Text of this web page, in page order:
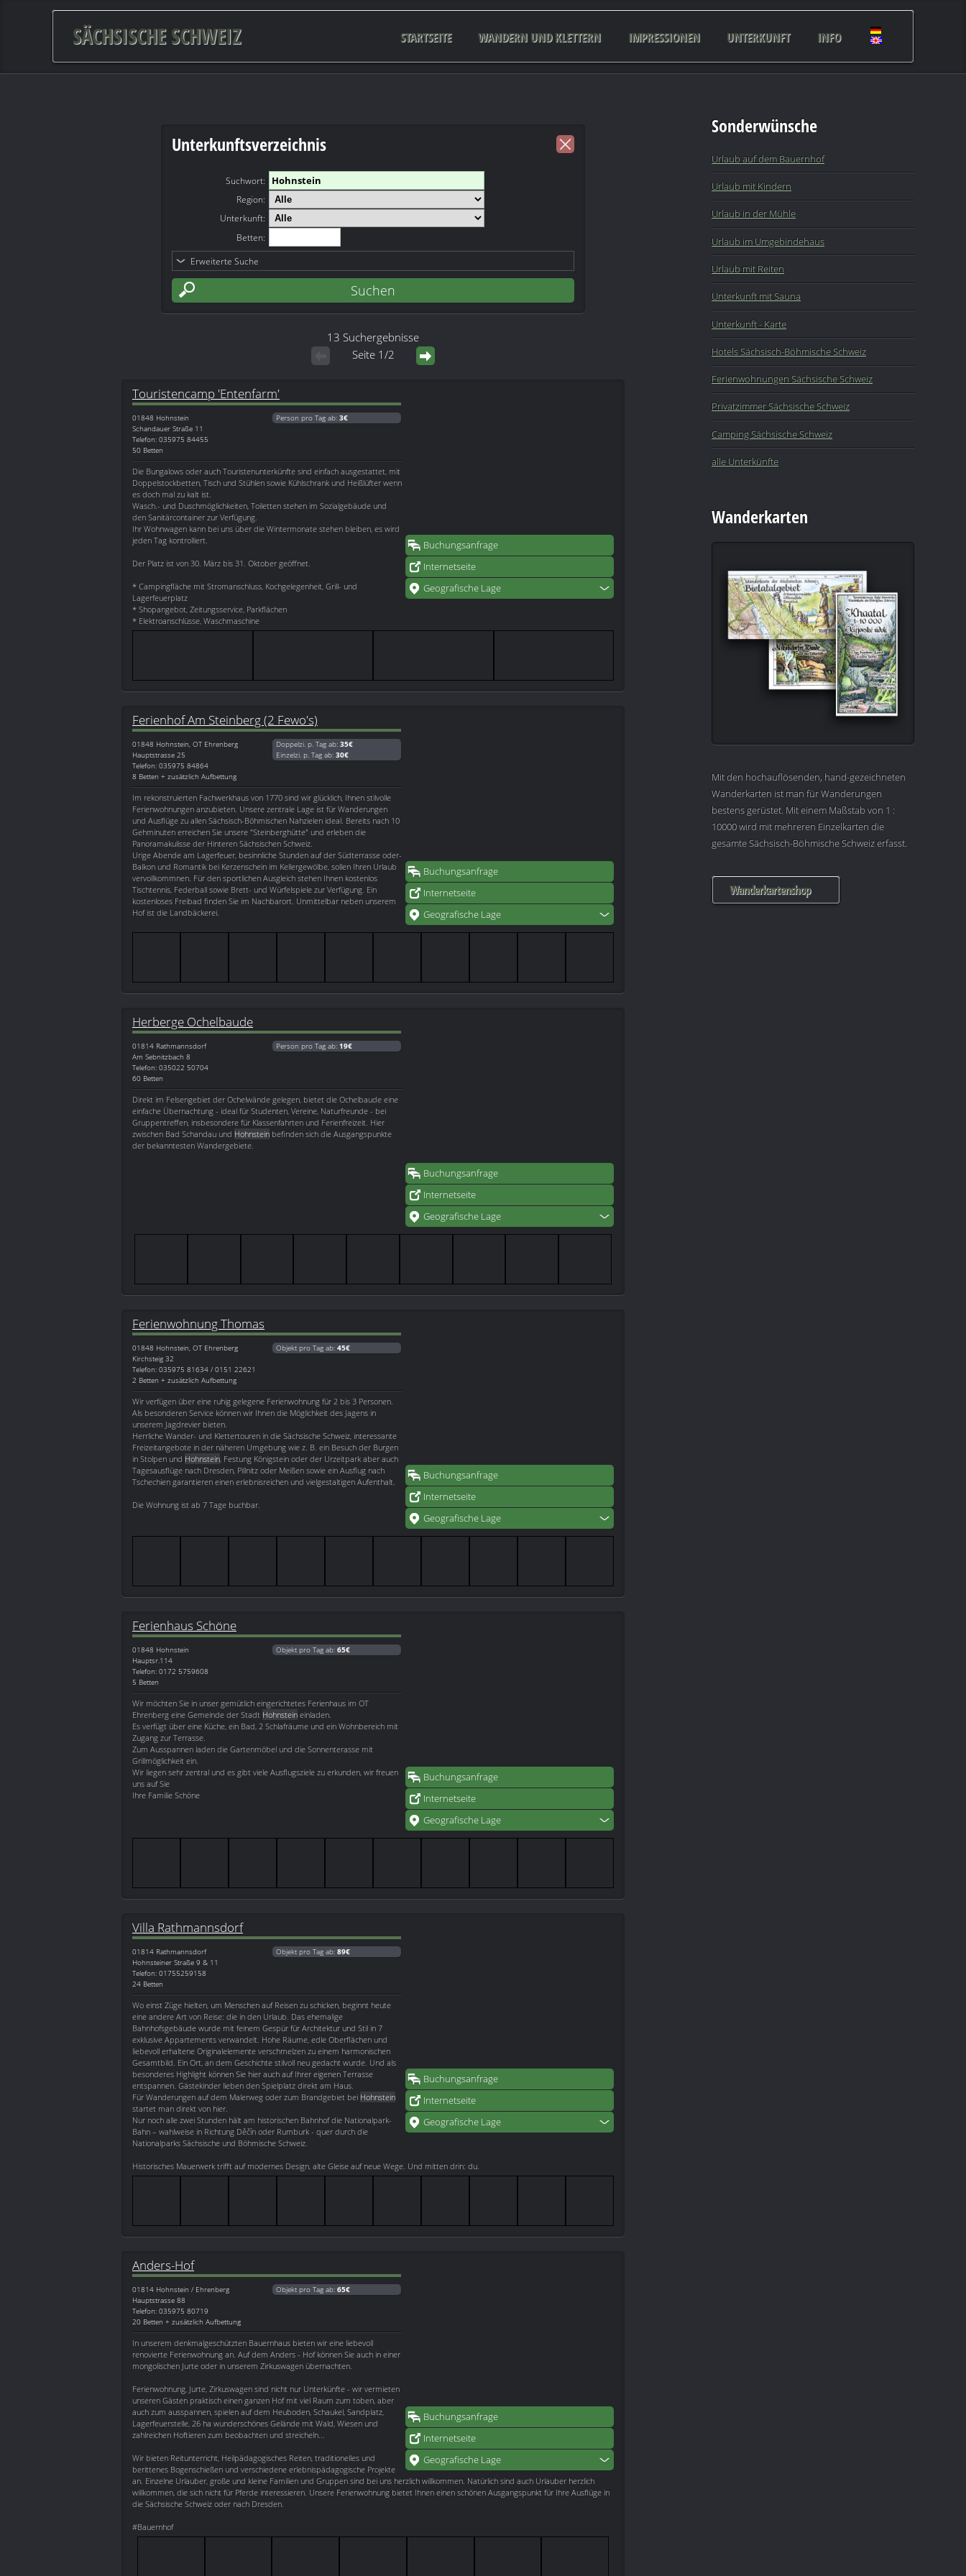
SÄCHSISCHE SCHWEIZ STARTSEITE WANDERN UND KLETTERN IMPRESSIONEN UNTERKUNFT INFO
Unterkunftsverzeichnis
Suchwort:
Region:
Unterkunft:
Betten:
Erweiterte Suche
13 Suchergebnisse
Seite 1/2
Buchungsanfrage
Internetseite
Geografische Lage
Touristencamp 'Entenfarm'
01848 Hohnstein
Schandauer Straße 11
Telefon: 035975 84455
50 Betten
Person pro Tag ab: 3€
Die Bungalows oder auch Touristenunterkünfte sind einfach ausgestattet, mit
Doppelstockbetten, Tisch und Stühlen sowie Kühlschrank und Heißlüfter wenn
es doch mal zu kalt ist.
Wasch.- und Duschmöglichkeiten, Toiletten stehen im Sozialgebäude und
den Sanitärcontainer zur Verfügung.
Ihr Wohnwagen kann bei uns über die Wintermonate stehen bleiben, es wird
jeden Tag kontrolliert.
Der Platz ist von 30. März bis 31. Oktober geöffnet.
* Campingfläche mit Stromanschluss, Kochgelegenheit, Grill- und
Lagerfeuerplatz
* Shopangebot, Zeitungsservice, Parkflächen
* Elektroanschlüsse, Waschmaschine
Buchungsanfrage
Internetseite
Geografische Lage
Ferienhof Am Steinberg (2 Fewo's)
01848 Hohnstein, OT Ehrenberg
Hauptstrasse 25
Telefon: 035975 84864
8 Betten + zusätzlich Aufbettung
Doppelzi. p. Tag ab: 35€
Einzelzi. p. Tag ab: 30€
Im rekonstruierten Fachwerkhaus von 1770 sind wir glücklich, Ihnen stilvolle
Ferienwohnungen anzubieten. Unsere zentrale Lage ist für Wanderungen
und Ausflüge zu allen Sächsisch-Böhmischen Nahzielen ideal. Bereits nach 10
Gehminuten erreichen Sie unsere "Steinberghütte" und erleben die
Panoramakulisse der Hinteren Sächsischen Schweiz.
Urige Abende am Lagerfeuer, besinnliche Stunden auf der Südterrasse oder-
Balkon und Romantik bei Kerzenschein im Kellergewölbe, sollen Ihren Urlaub
vervollkommnen. Für den sportlichen Ausgleich stehen Ihnen kostenlos
Tischtennis, Federball sowie Brett- und Würfelspiele zur Verfügung. Ein
kostenloses Freibad finden Sie im Nachbarort. Unmittelbar neben unserem
Hof ist die Landbäckerei.
Buchungsanfrage
Internetseite
Geografische Lage
Herberge Ochelbaude
01814 Rathmannsdorf
Am Sebnitzbach 8
Telefon: 035022 50704
60 Betten
Person pro Tag ab: 19€
Direkt im Felsengebiet der Ochelwände gelegen, bietet die Ochelbaude eine
einfache Übernachtung - ideal für Studenten, Vereine, Naturfreunde - bei
Gruppentreffen, insbesondere für Klassenfahrten und Ferienfreizeit. Hier
zwischen Bad Schandau und Hohnstein befinden sich die Ausgangspunkte
der bekanntesten Wandergebiete.
Buchungsanfrage
Internetseite
Geografische Lage
Ferienwohnung Thomas
01848 Hohnstein, OT Ehrenberg
Kirchsteig 32
Telefon: 035975 81634 / 0151 22621
2 Betten + zusätzlich Aufbettung
Objekt pro Tag ab: 45€
Wir verfügen über eine ruhig gelegene Ferienwohnung für 2 bis 3 Personen.
Als besonderen Service können wir Ihnen die Möglichkeit des Jagens in
unserem Jagdrevier bieten.
Herrliche Wander- und Klettertouren in die Sächsische Schweiz, interessante
Freizeitangebote in der näheren Umgebung wie z. B. ein Besuch der Burgen
in Stolpen und Hohnstein, Festung Königstein oder der Urzeitpark aber auch
Tagesausflüge nach Dresden, Pillnitz oder Meißen sowie ein Ausflug nach
Tschechien garantieren einen erlebnisreichen und vielgestaltigen Aufenthalt.
Die Wohnung ist ab 7 Tage buchbar.
Buchungsanfrage
Internetseite
Geografische Lage
Ferienhaus Schöne
01848 Hohnstein
Hauptsr.114
Telefon: 0172 5759608
5 Betten
Objekt pro Tag ab: 65€
Wir möchten Sie in unser gemütlich eingerichtetes Ferienhaus im OT
Ehrenberg eine Gemeinde der Stadt Hohnstein einladen.
Es verfügt über eine Küche, ein Bad, 2 Schlafräume und ein Wohnbereich mit
Zugang zur Terrasse.
Zum Ausspannen laden die Gartenmöbel und die Sonnenterasse mit
Grillmöglichkeit ein.
Wir liegen sehr zentral und es gibt viele Ausflugsziele zu erkunden, wir freuen
uns auf Sie
Ihre Familie Schöne
Buchungsanfrage
Internetseite
Geografische Lage
Villa Rathmannsdorf
01814 Rathmannsdorf
Hohnsteiner Straße 9 & 11
Telefon: 01755259158
24 Betten
Objekt pro Tag ab: 89€
Wo einst Züge hielten, um Menschen auf Reisen zu schicken, beginnt heute
eine andere Art von Reise: die in den Urlaub. Das ehemalige
Bahnhofsgebäude wurde mit feinem Gespür für Architektur und Stil in 7
exklusive Appartements verwandelt. Hohe Räume, edle Oberflächen und
liebevoll erhaltene Originalelemente verschmelzen zu einem harmonischen
Gesamtbild. Ein Ort, an dem Geschichte stilvoll neu gedacht wurde. Und als
besonderes Highlight können Sie hier auch auf Ihrer eigenen Terrasse
entspannen. Gästekinder lieben den Spielplatz direkt am Haus.
Für Wanderungen auf dem Malerweg oder zum Brandgebiet bei Hohnstein
startet man direkt von hier.
Nur noch alle zwei Stunden hält am historischen Bahnhof die Nationalpark-
Bahn – wahlweise in Richtung Děčín oder Rumburk - quer durch die
Nationalparks Sächsische und Böhmische Schweiz.
Historisches Mauerwerk trifft auf modernes Design, alte Gleise auf neue Wege. Und mitten drin: du.
Buchungsanfrage
Internetseite
Geografische Lage
Anders-Hof
01814 Hohnstein / Ehrenberg
Hauptstrasse 88
Telefon: 035975 80719
20 Betten + zusätzlich Aufbettung
Objekt pro Tag ab: 65€
In unserem denkmalgeschützten Bauernhaus bieten wir eine liebevoll
renovierte Ferienwohnung an. Auf dem Anders - Hof können Sie auch in einer
mongolischen Jurte oder in unserem Zirkuswagen übernachten.
Ferienwohnung, Jurte, Zirkuswagen sind nicht nur Unterkünfte - wir vermieten
unseren Gästen praktisch einen ganzen Hof mit viel Raum zum toben, aber
auch zum ausspannen, spielen auf dem Heuboden, Schaukel, Sandplatz,
Lagerfeuerstelle, 26 ha wunderschönes Gelände mit Wald, Wiesen und
zahlreichen Hoftieren zum beobachten und streicheln...
Wir bieten Reitunterricht, Heilpädagogisches Reiten, traditionelles und
berittenes Bogenschießen und verschiedene erlebnispädagogische Projekte
an. Einzelne Urlauber, große und kleine Familien und Gruppen sind bei uns herzlich willkommen. Natürlich sind auch Urlauber herzlich
willkommen, die sich nicht für Pferde interessieren. Unsere Ferienwohnung bietet Ihnen einen schönen Ausgangspunkt für Ihre Ausflüge in
die Sächsische Schweiz oder nach Dresden.
#Bauernhof
Sonderwünsche
Urlaub auf dem Bauernhof
Urlaub mit Kindern
Urlaub in der Mühle
Urlaub im Umgebindehaus
Urlaub mit Reiten
Unterkunft mit Sauna
Unterkunft - Karte
Hotels Sächsisch-Böhmische Schweiz
Ferienwohnungen Sächsische Schweiz
Privatzimmer Sächsische Schweiz
Camping Sächsische Schweiz
alle Unterkünfte
Wanderkarten
Mit den hochauflösenden, hand-gezeichneten
Wanderkarten ist man für Wanderungen
bestens gerüstet. Mit einem Maßstab von 1 :
10000 wird mit mehreren Einzelkarten die
gesamte Sächsisch-Böhmische Schweiz erfasst.
Wanderkartenshop